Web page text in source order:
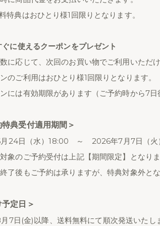
特典はおひとり様1回限りとなります。
に使えるクーポンをプレゼント
に応じて、次回のお買い物でご利用いただ
のご利用はおひとり様1回限りとなります。
には有効期限があります（ご予約時から7日
特典受付適用期間＞
24日（水）18:00 ～ 2026年7月7日（火
象のご予約受付は上記【期間限定】となりま
了後もご予約は承りますが、特典対象外とな
予定日＞
7日(金)以降、送料無料にて順次発送いたし